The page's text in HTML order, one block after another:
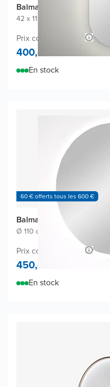
Balmani Giro Oval miroir
42 x 110 cm
Prix conseillé 840,-
400,-
En stock
60 € offerts tous les 600 €
Balmani Giro_Round miroir
Ø 110 cm Miroir sans cadre
Prix conseillé 980,-
450,-
En stock